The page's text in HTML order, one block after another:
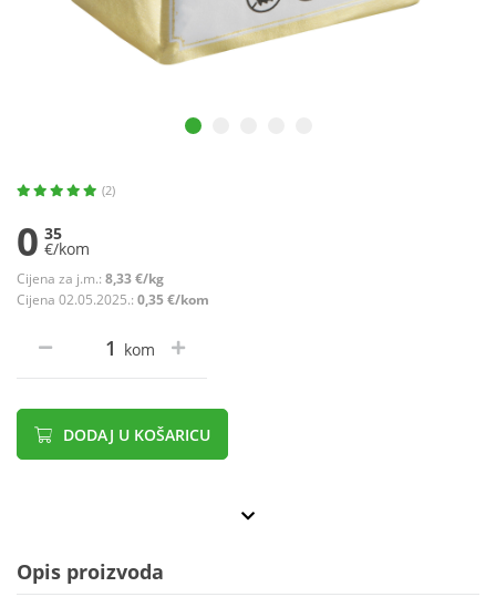
(2)
0 35
€/kom
Cijena za j.m.: 8,33 €/kg
Cijena 02.05.2025.: 0,35 €/kom
kom
DODAJ U KOŠARICU
Opis proizvoda